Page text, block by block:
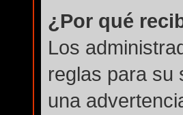
¿Por qué
Los
reglas para su
una